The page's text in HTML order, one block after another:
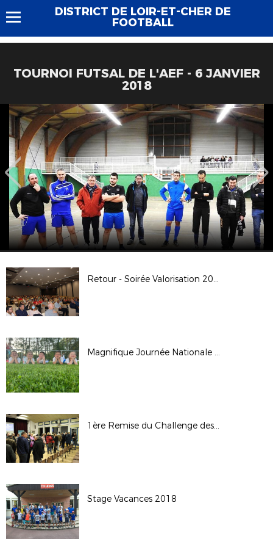
DISTRICT DE LOIR-ET-CHER DE
FOOTBALL
TOURNOI FUTSAL DE L'AEF - 6 JANVIER
2018
Retour - Soirée Valorisation 2021/2022
Magnifique Journée Nationale des Débutants 2022
1ère Remise du Challenge des Clubs Crédit Agricole -13 Décembre 2018
Stage Vacances 2018